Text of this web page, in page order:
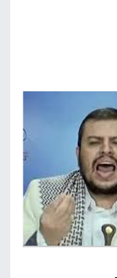
نحن
إتصل
بنا
البحث